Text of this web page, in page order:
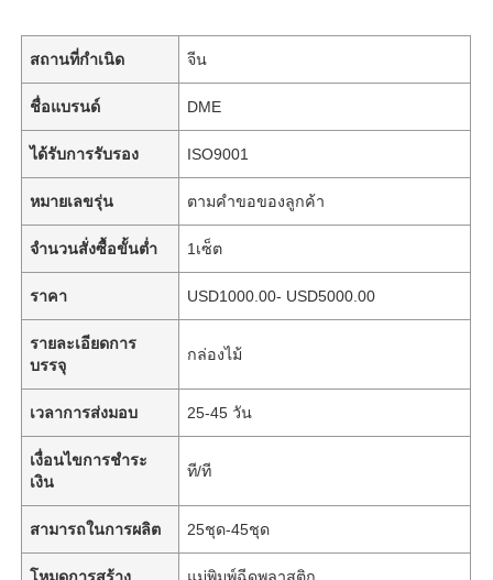
สถานที่กำเนิด จีน
ชื่อแบรนด์ DME
ได้รับการรับรอง ISO9001
หมายเลขรุ่น ตามคำขอของลูกค้า
จำนวนสั่งซื้อขั้นต่ำ 1เซ็ต
ราคา USD1000.00- USD5000.00
รายละเอียดการ
บรรจุ
กล่องไม้
เวลาการส่งมอบ 25-45 วัน
เงื่อนไขการชำระ
เงิน
ที/ที
สามารถในการผลิต 25ชุด-45ชุด
โหมดการสร้าง แม่พิมพ์ฉีดพลาสติก